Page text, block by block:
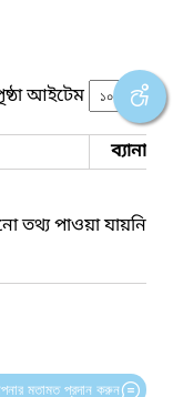
আইটেম
ব্যানার
তথ্য পাওয়া যায়নি।
মতামত প্রদান করুন